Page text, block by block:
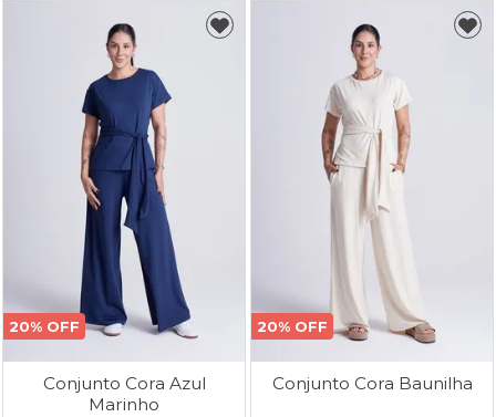
20% OFF
Conjunto Cora Azul
Marinho
20% OFF
Conjunto Cora Baunilha